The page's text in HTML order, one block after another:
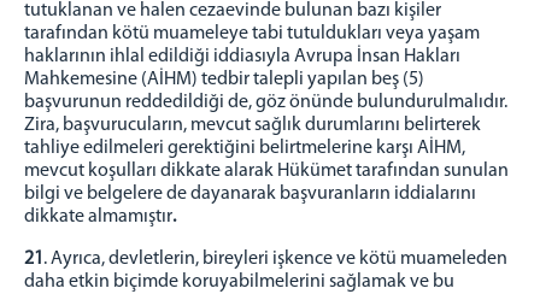
tutuklanan ve halen cezaevinde bulunan bazı kişiler
tarafından kötü muameleye tabi tutuldukları veya yaşam
haklarının ihlal edildiği iddiasıyla Avrupa İnsan Hakları
Mahkemesine (AİHM) tedbir talepli yapılan beş (5)
başvurunun reddedildiği de, göz önünde bulundurulmalıdır.
Zira, başvurucuların, mevcut sağlık durumlarını belirterek
tahliye edilmeleri gerektiğini belirtmelerine karşı AİHM,
mevcut koşulları dikkate alarak Hükümet tarafından sunulan
bilgi ve belgelere de dayanarak başvuranların iddialarını
dikkate almamıştır.
21. Ayrıca, devletlerin, bireyleri işkence ve kötü muameleden
daha etkin biçimde koruyabilmelerini sağlamak ve bu